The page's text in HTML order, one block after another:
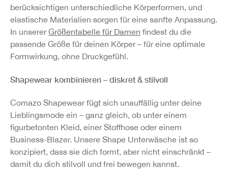
berücksichtigen unterschiedliche Körperformen, und
elastische Materialien sorgen für eine sanfte Anpassung.
In unsererGrößentabelle für Damen findest du die
passende Größe für deinen Körper – für eine optimale
Formwirkung, ohne Druckgefühl.
Shapewear kombinieren – diskret & stilvoll
Comazo Shapewear fügt sich unauffällig unter deine
Lieblingsmode ein – ganz gleich, ob unter einem
figurbetonten Kleid, einer Stoffhose oder einem
Business-Blazer. Unsere Shape Unterwäsche ist so
konzipiert, dass sie dich formt, aber nicht einschränkt –
damit du dich stilvoll und frei bewegen kannst.